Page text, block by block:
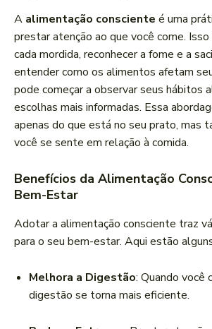
A alimentação consciente é uma
prestar atenção ao que você come.
cada mordida, reconhecer a fome e a
entender como os alimentos afetam
pode começar a observar seus hábitos
escolhas mais informadas. Essa
apenas do que está no seu prato, mas
você se sente em relação à comida.
Benefícios da Alimentação
Bem-Estar
Adotar a alimentação consciente traz
para o seu bem-estar. Aqui estão
Melhora a Digestão: Quando você
digestão se torna mais eficiente.